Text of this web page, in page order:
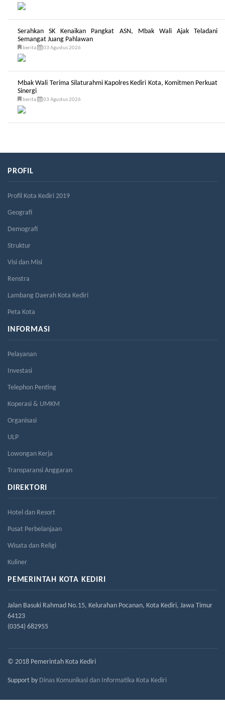
Serahkan SK Kenaikan Pangkat ASN, Mbak Wali Ajak Teladani
Semangat Juang Pahlawan
berita 03 Agustus 2026
Mbak Wali Terima Silaturahmi Kapolres Kediri Kota, Komitmen Perkuat
Sinergi
berita 03 Agustus 2026
PROFIL
Profil Kota Kediri 2019
Geografi
Demografi
Struktur
Visi dan Misi
Renstra
Lambang Daerah Kota Kediri
Peta Kota
INFORMASI
Pelayanan
Investasi
Telephon Penting
Koperasi & UMKM
Organisasi
ULP
Lowongan Kerja
Transparansi Anggaran
DIREKTORI
Hotel dan Resort
Pusat Perbelanjaan
Wisata dan Religi
Kuliner
PEMERINTAH KOTA KEDIRI
Jalan Basuki Rahmad No.15, Kelurahan Pocanan, Kota Kediri, Jawa Timur
64123
(0354) 682955
© 2018 Pemerintah Kota Kediri
Support by Dinas Komunikasi dan Informatika Kota Kediri